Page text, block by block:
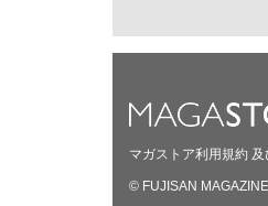
マガストア利用規約 及
© FUJISAN